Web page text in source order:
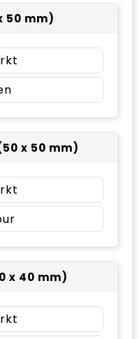
50 mm)
x 50 mm)
x 40 mm)